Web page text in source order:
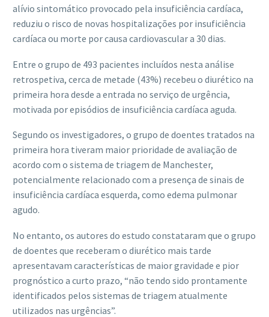
alívio sintomático provocado pela insuficiência cardíaca,
reduziu o risco de novas hospitalizações por insuficiência
cardíaca ou morte por causa cardiovascular a 30 dias.
Entre o grupo de 493 pacientes incluídos nesta análise
retrospetiva, cerca de metade (43%) recebeu o diurético na
primeira hora desde a entrada no serviço de urgência,
motivada por episódios de insuficiência cardíaca aguda.
Segundo os investigadores, o grupo de doentes tratados na
primeira hora tiveram maior prioridade de avaliação de
acordo com o sistema de triagem de Manchester,
potencialmente relacionado com a presença de sinais de
insuficiência cardíaca esquerda, como edema pulmonar
agudo.
No entanto, os autores do estudo constataram que o grupo
de doentes que receberam o diurético mais tarde
apresentavam características de maior gravidade e pior
prognóstico a curto prazo, “não tendo sido prontamente
identificados pelos sistemas de triagem atualmente
utilizados nas urgências”.